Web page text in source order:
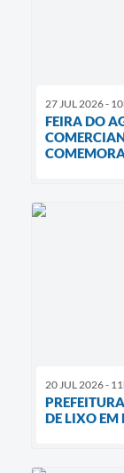
27 JUL 2026 -
FEIRA DO
20 JUL 2026 -
DE LIXO EM